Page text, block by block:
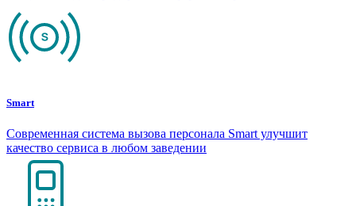
Smart
Современная система вызова персонала Smart улучшит
качество сервиса в любом заведении